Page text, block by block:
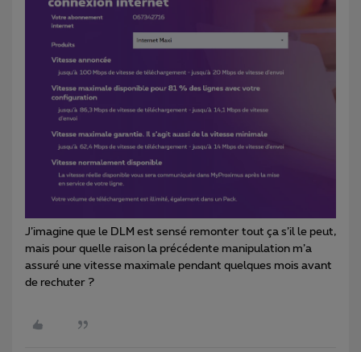
J’imagine que le DLM est sensé remonter tout ça s’il le peut,
mais pour quelle raison la précédente manipulation m’a
assuré une vitesse maximale pendant quelques mois avant
de rechuter ?